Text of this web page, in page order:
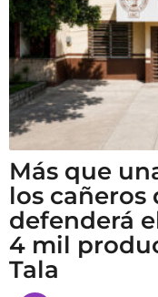
Más que
los
defenderá
4 mil
Tala